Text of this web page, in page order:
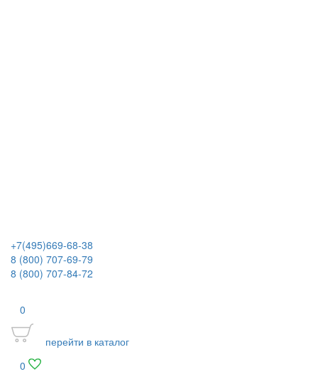
+7(495)669-68-38
8 (800) 707-69-79
8 (800) 707-84-72
0
перейти в каталог
0